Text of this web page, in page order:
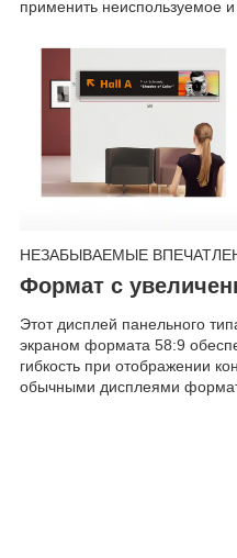
применить неиспользуемое и
НЕЗАБЫВАЕМЫЕ
Формат с
Этот дисплей панельного
экраном формата 58:9
гибкость при отображении
обычными дисплеями